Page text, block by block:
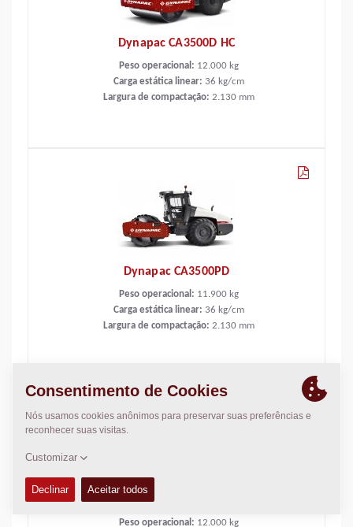
Dynapac CA3500D HC
Peso operacional: 12.000 kg
Carga estática linear: 36 kg/cm
Largura de compactação: 2.130 mm
Dynapac CA3500PD
Peso operacional: 11.900 kg
Carga estática linear: 36 kg/cm
Largura de compactação: 2.130 mm
Dynapac CA3500PD HC
Peso operacional: 12.000 kg